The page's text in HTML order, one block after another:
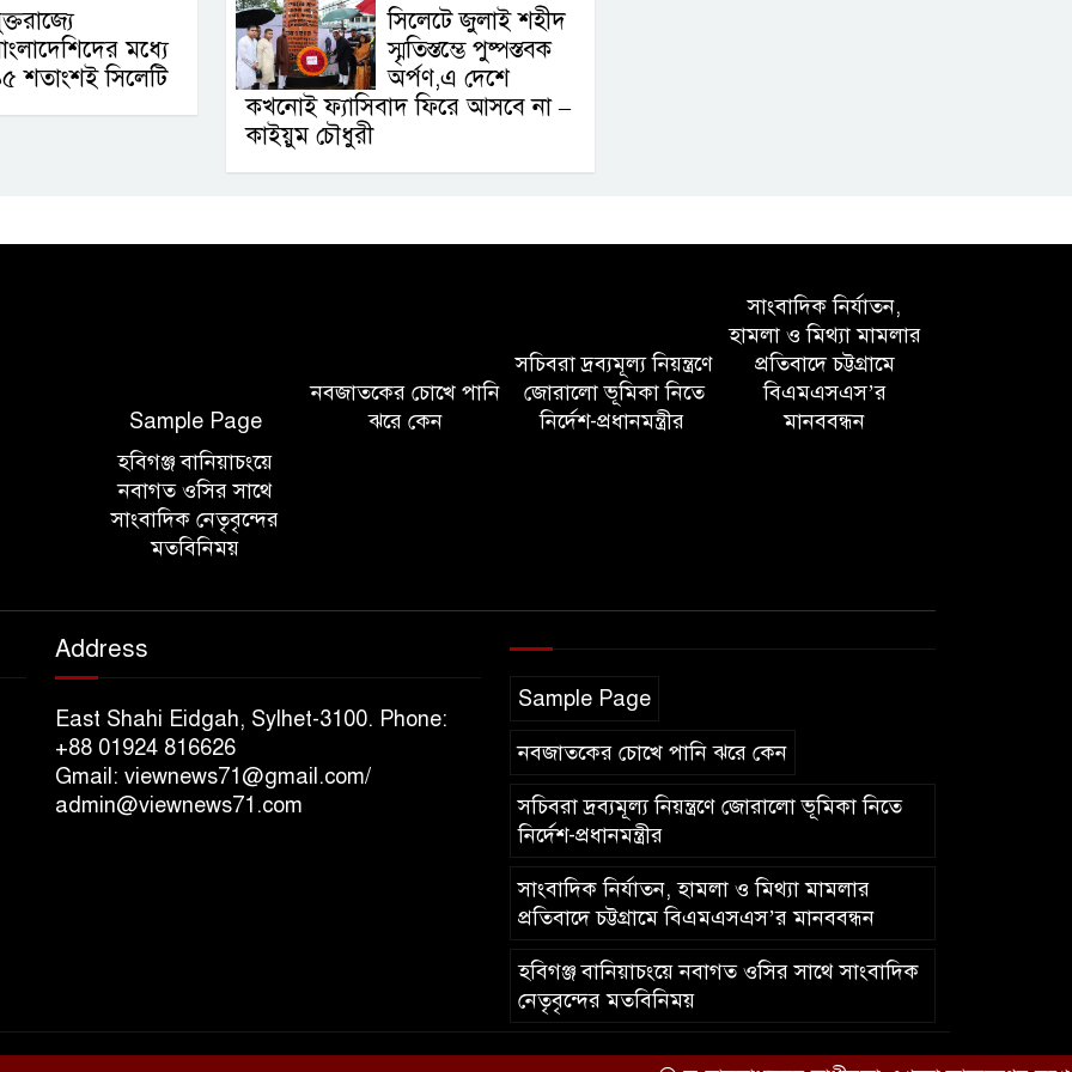
মধ্যে
শতাংশই সিলেটি
সিলেটে জুলাই শহীদ
স্মৃতিস্তম্ভে পুষ্পস্তবক
অর্পণ,এ দেশে
কখনোই ফ্যাসিবাদ ফিরে আসবে না –
কাইয়ুম চৌধুরী
Sample Page
নবজাতকের চোখে পানি
ঝরে কেন
সচিবরা দ্রব্যমূল্য নিয়ন্ত্রণে
জোরালো ভূমিকা নিতে
নির্দেশ-প্রধানমন্ত্রীর
সাংবাদিক নির্যাতন,
হামলা ও মিথ্যা মামলার
প্রতিবাদে চট্টগ্রামে
বিএমএসএস’র
মানববন্ধন
হবিগঞ্জ বানিয়াচংয়ে
নবাগত ওসির সাথে
সাংবাদিক নেতৃবৃন্দের
মতবিনিময়
Address
East Shahi Eidgah, Sylhet-3100. Phone:
+88 01924 816626
Gmail: viewnews71@gmail.com/
admin@viewnews71.com
Sample Page
নবজাতকের চোখে পানি ঝরে কেন
সচিবরা দ্রব্যমূল্য নিয়ন্ত্রণে জোরালো ভূমিকা নিতে
নির্দেশ-প্রধানমন্ত্রীর
সাংবাদিক নির্যাতন, হামলা ও মিথ্যা মামলার
প্রতিবাদে চট্টগ্রামে বিএমএসএস’র মানববন্ধন
হবিগঞ্জ বানিয়াচংয়ে নবাগত ওসির সাথে সাংবাদিক
নেতৃবৃন্দের মতবিনিময়